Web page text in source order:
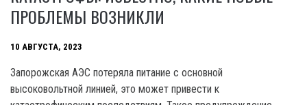
ПРОБЛЕМЫ ВОЗНИКЛИ
10 АВГУСТА, 2023
Запорожская АЭС потеряла питание с основной
высоковольтной линией, это может привести к